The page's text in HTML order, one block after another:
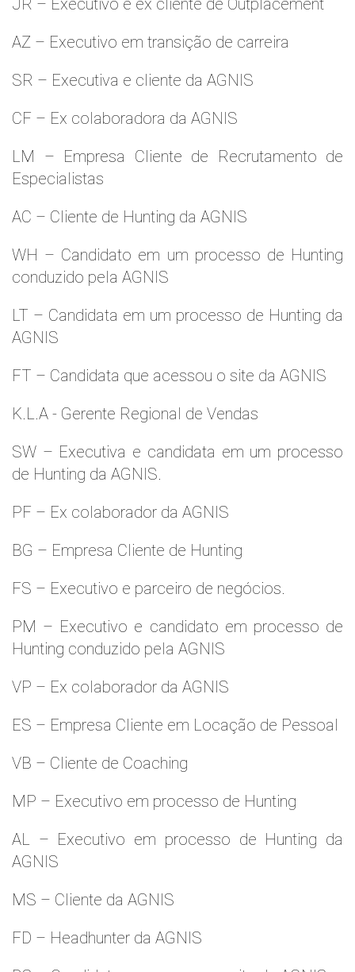
JR – Executivo e ex cliente de Outplacement
AZ – Executivo em transição de carreira
SR – Executiva e cliente da AGNIS
CF – Ex colaboradora da AGNIS
LM – Empresa Cliente de Recrutamento de
Especialistas
AC – Cliente de Hunting da AGNIS
WH – Candidato em um processo de Hunting
conduzido pela AGNIS
LT – Candidata em um processo de Hunting da
AGNIS
FT – Candidata que acessou o site da AGNIS
K.L.A - Gerente Regional de Vendas
SW – Executiva e candidata em um processo
de Hunting da AGNIS.
PF – Ex colaborador da AGNIS
BG – Empresa Cliente de Hunting
FS – Executivo e parceiro de negócios.
PM – Executivo e candidato em processo de
Hunting conduzido pela AGNIS
VP – Ex colaborador da AGNIS
ES – Empresa Cliente em Locação de Pessoal
VB – Cliente de Coaching
MP – Executivo em processo de Hunting
AL – Executivo em processo de Hunting da
AGNIS
MS – Cliente da AGNIS
FD – Headhunter da AGNIS